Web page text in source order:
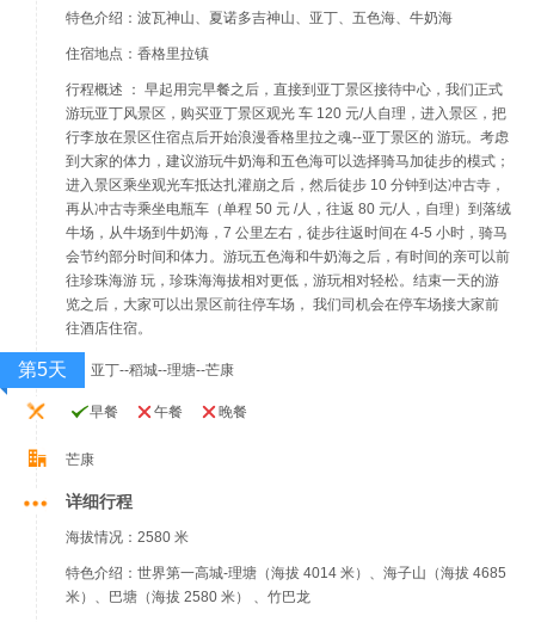
特色介绍：波瓦神山、夏诺多吉神山、亚丁、五色海、牛奶海
住宿地点：香格里拉镇
行程概述 ： 早起用完早餐之后，直接到亚丁景区接待中心，我们正式
游玩亚丁风景区，购买亚丁景区观光 车 120 元/人自理，进入景区，把
行李放在景区住宿点后开始浪漫香格里拉之魂--亚丁景区的 游玩。考虑
到大家的体力，建议游玩牛奶海和五色海可以选择骑马加徒步的模式；
进入景区乘坐观光车抵达扎灌崩之后，然后徒步 10 分钟到达冲古寺，
再从冲古寺乘坐电瓶车（单程 50 元 /人，往返 80 元/人，自理）到落绒
牛场，从牛场到牛奶海，7 公里左右，徒步往返时间在 4-5 小时，骑马
会节约部分时间和体力。游玩五色海和牛奶海之后，有时间的亲可以前
往珍珠海游 玩，珍珠海海拔相对更低，游玩相对轻松。结束一天的游
览之后，大家可以出景区前往停车场， 我们司机会在停车场接大家前
往酒店住宿。
第5天 亚丁--稻城--理塘--芒康
早餐 午餐 晚餐
芒康
详细行程
海拔情况：2580 米
特色介绍：世界第一高城-理塘（海拔 4014 米）、海子山（海拔 4685
米）、巴塘（海拔 2580 米） 、竹巴龙